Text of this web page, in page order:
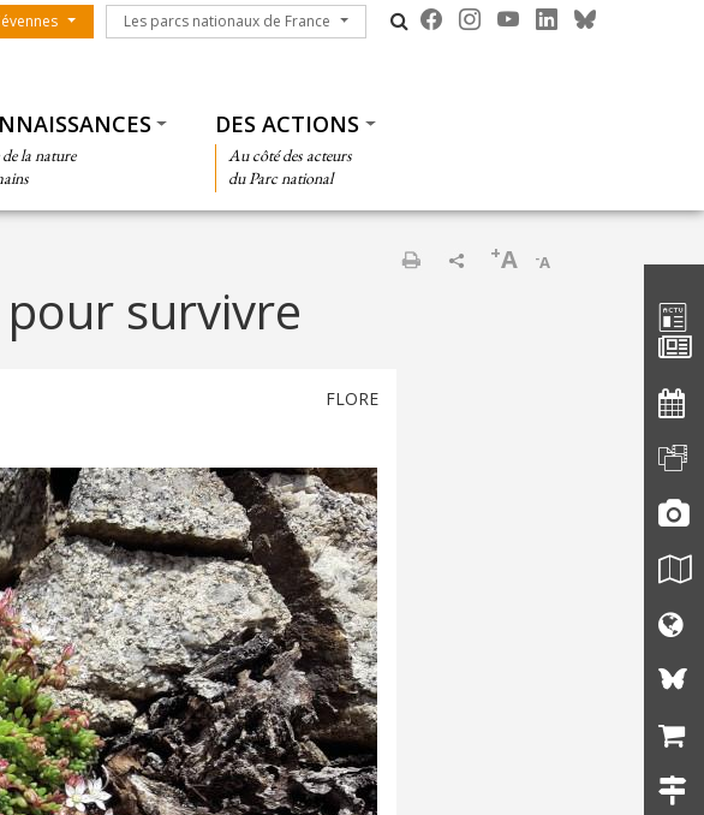
Les parcs nationaux de France
Les parcs nationaux de France
la nature
DES ACTIONS
Au côté des acteurs
du Parc national
-A
+A
survivre
FLORE